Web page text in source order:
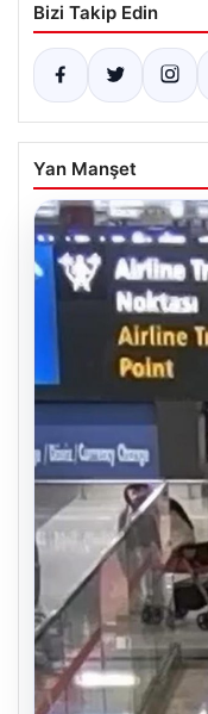
Bizi Takip Edin
Yan Manşet